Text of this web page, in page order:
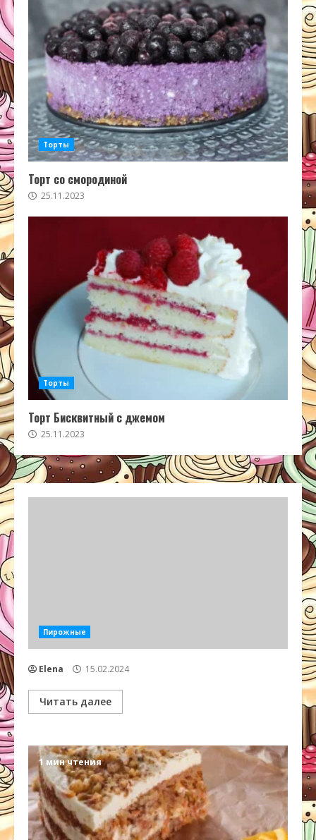
Торты
Торт со смородиной
25.11.2023
Торты
Торт Бисквитный с джемом
25.11.2023
Пирожные
Elena 15.02.2024
Читать далее
1 мин чтения